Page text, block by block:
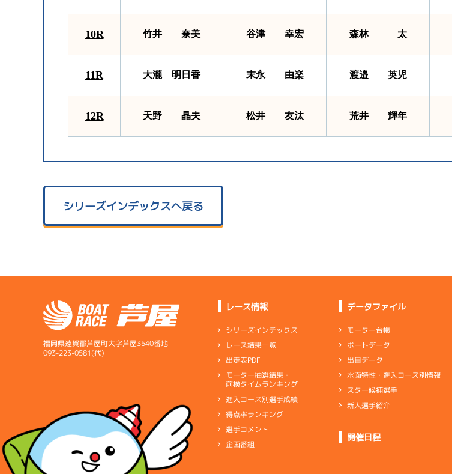
10R 竹井 奈美 谷津 幸宏 森林 太
11R 大瀧 明日香 末永 由楽 渡邉 英児
12R 天野 晶夫 松井 友汰 荒井 輝年
シリーズインデックスへ戻る
福岡県遠賀郡芦屋町大字芦屋3540番地
093-223-0581(代)
レース情報
シリーズインデックス
レース結果一覧
出走表PDF
モーター抽選結果・
前検タイムランキング
進入コース別選手成績
得点率ランキング
選手コメント
企画番組
データファイル
モーター台帳
ボートデータ
出目データ
水面特性・進入コース別情報
スター候補選手
新人選手紹介
開催日程